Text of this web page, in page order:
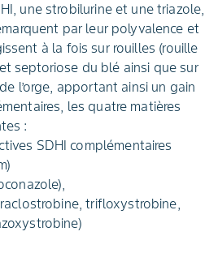
une strobilurine et une triazole,
par leur polyvalence et
à la fois sur rouilles (rouille
septoriose du blé ainsi que sur
l’orge, apportant ainsi un gain
les quatre matières
:
SDHI complémentaires
trifloxystrobine,